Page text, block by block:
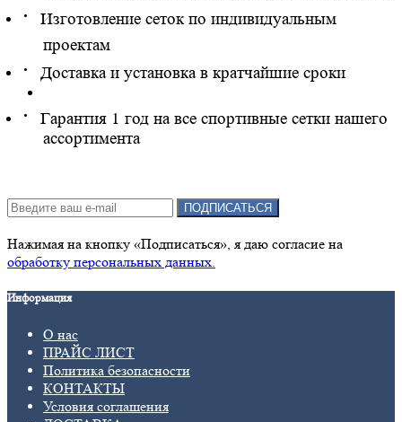
·
Изготовление сеток по индивидуальным
проектам
· Доставка и установка в кратчайшие сроки
·
Гарантия 1 год на все спортивные сетки нашего
ассортимента
ПОДПИСАТЬСЯ
Нажимая на кнопку «Подписаться», я даю cогласие на
обработку персональных данных.
Информация
О нас
ПРАЙС ЛИСТ
Политика безопасности
КОНТАКТЫ
Условия соглашения